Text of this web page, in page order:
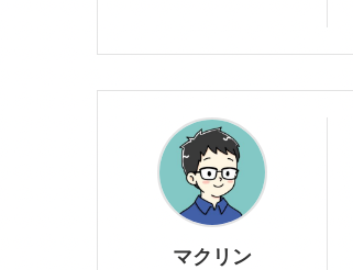
マクリン